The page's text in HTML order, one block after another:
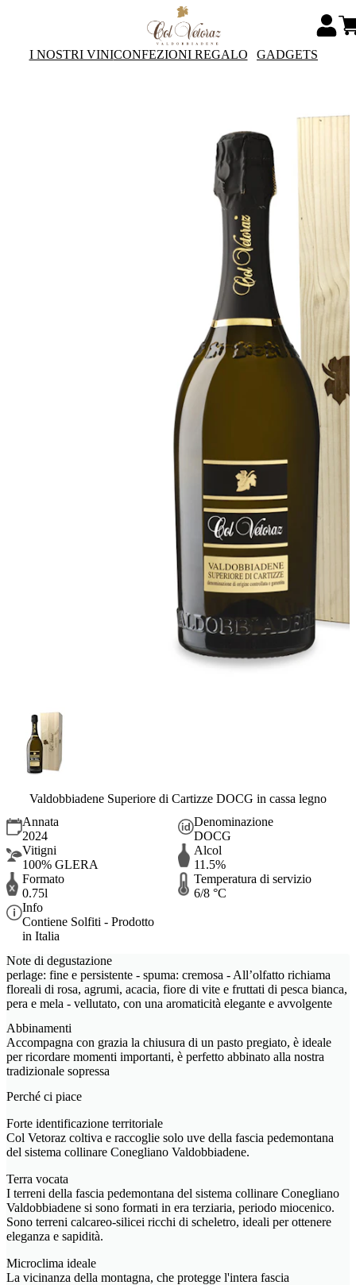
I NOSTRI VINICONFEZIONI REGALO GADGETS
Valdobbiadene Superiore di Cartizze DOCG in cassa legno
Annata
2024
Denominazione
DOCG
Vitigni
100% GLERA
Alcol
11.5%
Formato
0.75l
Temperatura di servizio
6/8 °C
Info
Contiene Solfiti - Prodotto
in Italia
Note di degustazione
perlage: fine e persistente - spuma: cremosa - All’olfatto richiama
floreali di rosa, agrumi, acacia, fiore di vite e fruttati di pesca bianca,
pera e mela - vellutato, con una aromaticità elegante e avvolgente
Abbinamenti
Accompagna con grazia la chiusura di un pasto pregiato, è ideale
per ricordare momenti importanti, è perfetto abbinato alla nostra
tradizionale sopressa
Perché ci piace
Forte identificazione territoriale
Col Vetoraz coltiva e raccoglie solo uve della fascia pedemontana
del sistema collinare Conegliano Valdobbiadene.
Terra vocata
I terreni della fascia pedemontana del sistema collinare Conegliano
Valdobbiadene si sono formati in era terziaria, periodo miocenico.
Sono terreni calcareo-silicei ricchi di scheletro, ideali per ottenere
eleganza e sapidità.
Microclima ideale
La vicinanza della montagna, che protegge l'intera fascia